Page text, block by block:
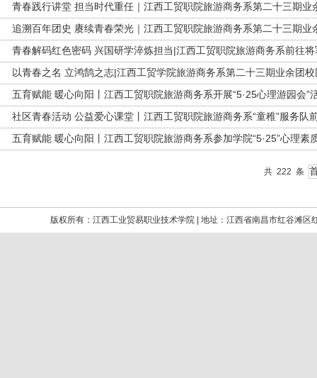
青春践行讲堂 担当时代重任｜江西工贸职院旅游商务系第二十三期业
追溯百年团史 赓续青春荣光｜江西工贸职院旅游商务系第二十三期业
青春解码红色密码 兴国研学淬炼担当|江西工贸职院旅游商务系前往
以青春之名 立鸿鹄之志|江西工贸学院旅游商务系第二十三期业余团
五育赋能 暖心向阳丨江西工贸职院旅游商务系开展“5·25心理游园会”
社区青春活动 公益爱心课堂丨江西工贸职院旅游商务系“童稚”服务队
五育赋能 暖心向阳丨江西工贸职院旅游商务系参加学院“5·25”心理素
共 222 条
版权所有：江西工业贸易职业技术学院 | 地址：江西省南昌市红谷滩